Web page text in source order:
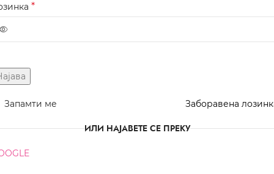
*
Заборавена
Запамти ме
ИЛИ НАЈАВЕТЕ СЕ ПРЕКУ